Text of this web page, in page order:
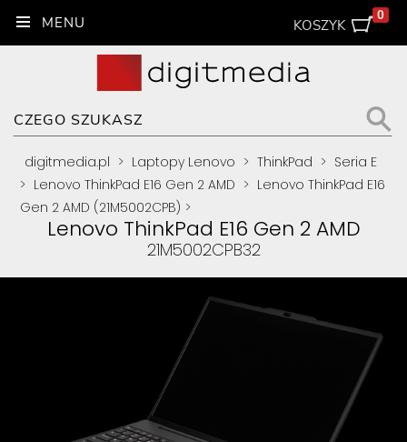
KOSZYK
0
digitmedia.pl > Laptopy Lenovo > ThinkPad > Seria E
> Lenovo ThinkPad E16 Gen 2 AMD > Lenovo ThinkPad E16
Gen 2 AMD (21M5002CPB) >
Lenovo ThinkPad E16 Gen 2 AMD
21M5002CPB32